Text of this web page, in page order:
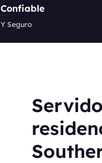
Confiable
Y Seguro